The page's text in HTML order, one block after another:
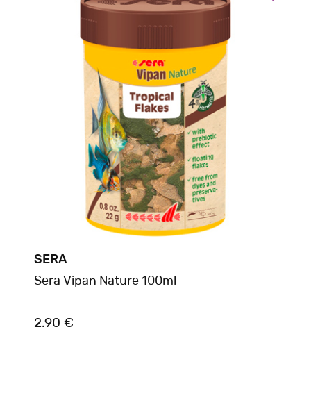
SERA
Sera Vipan Nature 100ml
2.90 €